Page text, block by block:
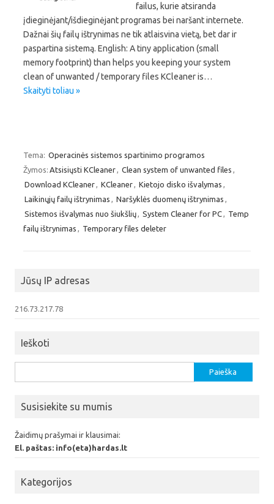
failus, kurie atsiranda
įdieginėjant/išdieginėjant programas bei naršant internete.
Dažnai šių failų ištrynimas ne tik atlaisvina vietą, bet dar ir
paspartina sistemą. English: A tiny application (small
memory footprint) than helps you keeping your system
clean of unwanted / temporary files KCleaner is…
Skaityti toliau »
Tema: Operacinės sistemos spartinimo programos
Žymos: Atsisiųsti KCleaner Clean system of unwanted files
Download KCleaner
KCleaner Kietojo disko išvalymas
Laikinųjų failų ištrynimas
Naršyklės duomenų ištrynimas
Sistemos išvalymas nuo šiukšlių
System Cleaner for PC
Temp
failų ištrynimas
Temporary files deleter
Jūsų IP adresas
216.73.217.78
Ieškoti
Susisiekite su mumis
Žaidimų prašymai ir klausimai:
El. paštas: info(eta)hardas.lt
Kategorijos